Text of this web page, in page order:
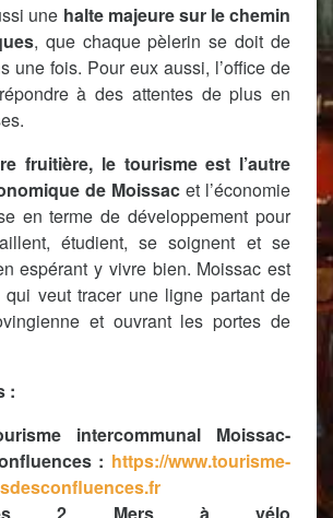
une halte majeure sur le chemin
, que chaque pèlerin se doit de
une fois. Pour eux aussi, l’office de
à des attentes de plus en
fruitière, le tourisme est l’autre
de Moissac et l’économie
en terme de développement pour
étudient, se soignent et se
espérant y vivre bien. Moissac est
veut tracer une ligne partant de
et ouvrant les portes de
:
intercommunal Moissac-
: https://www.tourisme-